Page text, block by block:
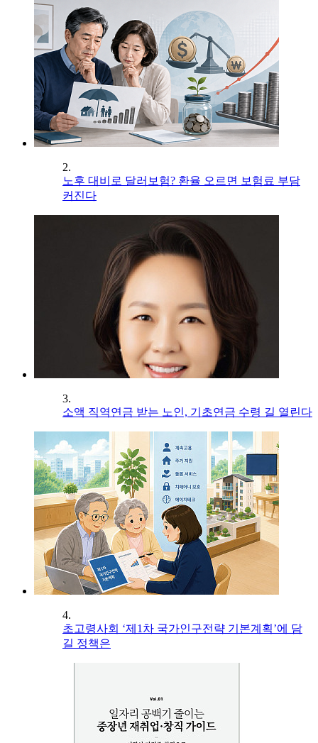
2.
노후 대비로 달러보험? 환율 오르면 보험료 부담
커진다
3.
소액 직역연금 받는 노인, 기초연금 수령 길 열린다
4.
초고령사회 ‘제1차 국가인구전략 기본계획’에 담
길 정책은